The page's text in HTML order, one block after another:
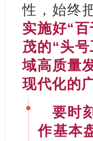
性，始终
实施好“
茂的“头
域高质量
现代化的
要时
作基本